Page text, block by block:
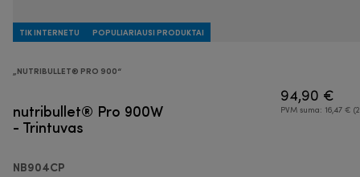
TIK INTERNETU POPULIARIAUSI PRODUKTAI
„NUTRIBULLET® PRO 900“
nutribullet® Pro 900W
- Trintuvas
NB904CP
94,90 €
PVM suma: 16,47 €